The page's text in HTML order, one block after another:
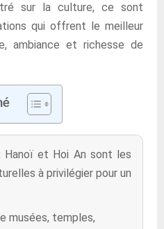
sur la culture, ce sont
qui offrent le meilleur
ambiance et richesse de
Hanoï et Hoi An sont les
à privilégier pour un
musées, temples,